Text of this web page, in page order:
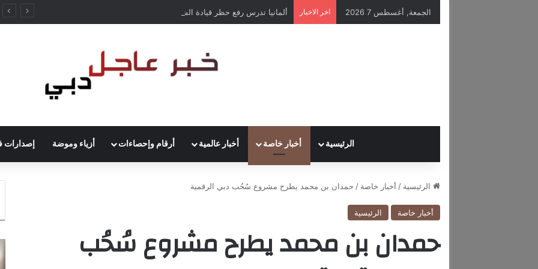
الجمعة, أغسطس 7 2026 اخر الاخبار
الرئيسية أخبار خاصة أخبار عالمية أرقام وإحصاءات أزياء وموضة إصدارات
الرئيسية / أخبار خاصة / حمدان بن محمد يطرح مشروع سُحُب دبي الرقمية
أخبار خاصة الرئيسية
حمدان بن محمد يطرح مشروع سُحُب